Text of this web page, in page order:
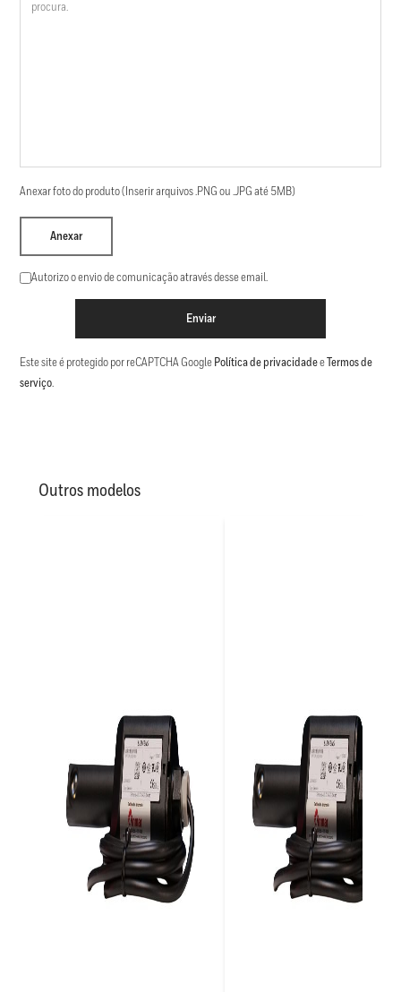
Anexar foto do produto (Inserir arquivos .PNG ou .JPG até 5MB)
Anexar
Autorizo o envio de comunicação através desse email.
Enviar
Este site é protegido por reCAPTCHA Google Política de privacidadee Termos de
serviço.
Outros modelos